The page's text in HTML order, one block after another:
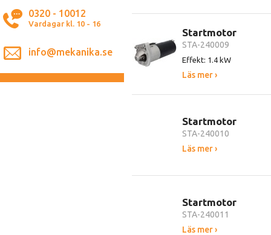
0320 - 10012
Vardagar kl. 10 - 16
info@mekanika.se
Startmotor
STA-240009
Effekt: 1.4 kW
Läs mer ›
Startmotor
STA-240010
Läs mer ›
Startmotor
STA-240011
Läs mer ›